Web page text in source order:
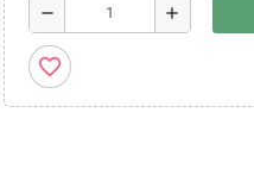
remove add
favorite_border